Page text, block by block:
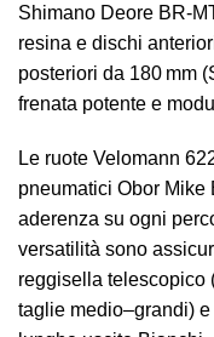
Shimano Deore
resina e dischi
posteriori da 180 mm
frenata potente e
Le ruote Velomann
pneumatici Obor Mike
aderenza su ogni
versatilità sono
reggisella telescopico
taglie medio–grandi)